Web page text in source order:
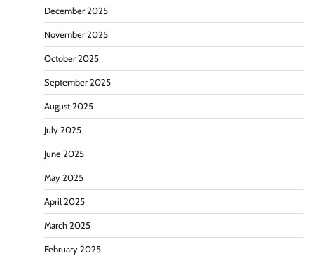
December 2025
November 2025
October 2025
September 2025
August 2025
July 2025
June 2025
May 2025
April 2025
March 2025
February 2025